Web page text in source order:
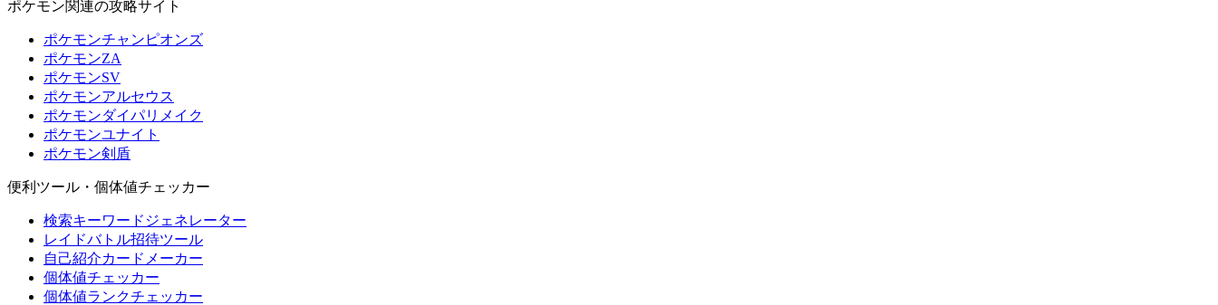
ポケモン関連の攻略サイト
ポケモンチャンピオンズ
ポケモンZA
ポケモンSV
ポケモンアルセウス
ポケモンダイパリメイク
ポケモンユナイト
ポケモン剣盾
便利ツール・個体値チェッカー
検索キーワードジェネレーター
レイドバトル招待ツール
自己紹介カードメーカー
個体値チェッカー
個体値ランクチェッカー